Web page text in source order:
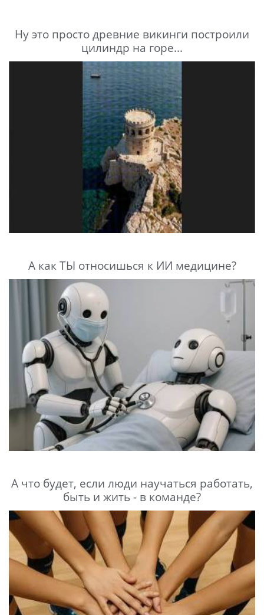
Ну это просто древние викинги построили
цилиндр на горе...
А как ТЫ относишься к ИИ медицине?
А что будет, если люди научаться работать,
быть и жить - в команде?